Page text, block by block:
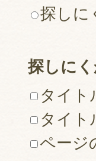
探しに
探しに
タイト
タイト
ページ